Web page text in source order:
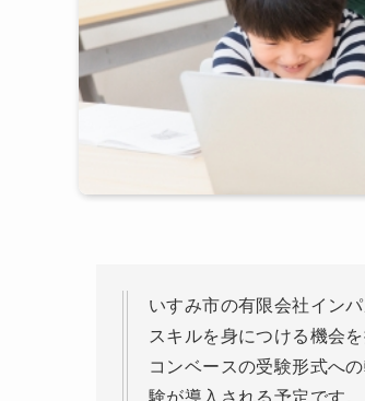
いすみ市の有限会社イン
スキルを身につける機会
コンベースの受験形式へ
験が導入される予定です。